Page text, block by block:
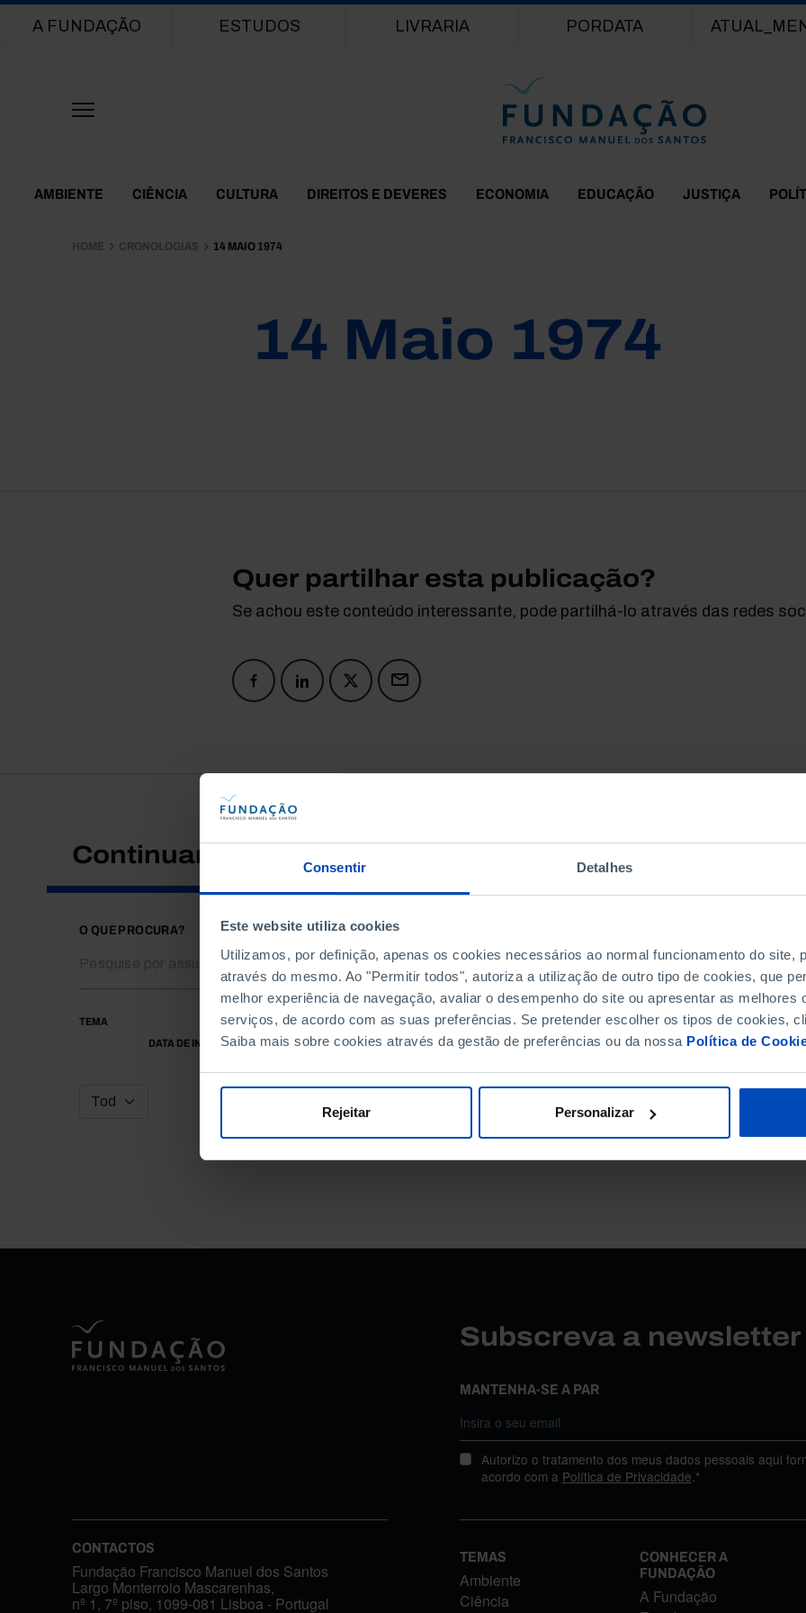
Consentir Detalhes
Este website utiliza cookies
Utilizamos, por definição, apenas os cookies necessários ao normal funcionamento do site,
através do mesmo. Ao "Permitir todos", autoriza a utilização de outro tipo de cookies, que
melhor experiência de navegação, avaliar o desempenho do site ou apresentar as melhores
serviços, de acordo com as suas preferências. Se pretender escolher os tipos de cookies,
Saiba mais sobre cookies através da gestão de preferências ou da nossa Política de
Rejeitar Personalizar
Main navigation
A FUNDAÇÃO ESTUDOS LIVRARIA PORDATA
Themes Menu
AMBIENTE CIÊNCIA CULTURA DIREITOS E DEVERES ECONOMIA EDUCAÇÃO JUSTIÇA
HOME CRONOLOGIAS 14 MAIO 1974
14 Maio 1974
Quer partilhar esta publicação?
Se achou este conteúdo interessante, pode partilhá-lo através das redes
Continuar a pesquisar
O QUE PROCURA?
TEMA
DATA DE INÍCIO
DATA DE FIM
Subscreva a
MANTENHA-SE A PAR
Autorizo o tratamento dos meus dados pessoais aqui
acordo com a Política de Privacidade.*
CONTACTOS
Fundação Francisco Manuel dos Santos
Largo Monterroio Mascarenhas,
nº 1, 7º piso, 1099-081 Lisboa - Portugal
TEMAS
Ambiente
Ciência
CONHECER A
FUNDAÇÃO
A Fundação